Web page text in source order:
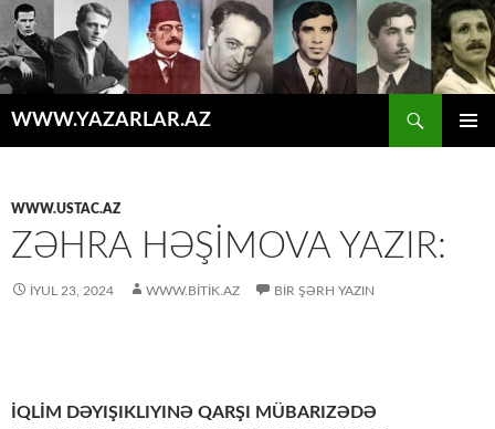
WWW.YAZARLAR.AZ
WWW.USTAC.AZ
ZƏHRA HƏŞIMOVA YAZIR:
İYUL 23, 2024 WWW.BITIK.AZ BIR ŞƏRH YAZIN
İQLİM DƏYIŞIKLIYINƏ QARŞI MÜBARIZƏDƏ